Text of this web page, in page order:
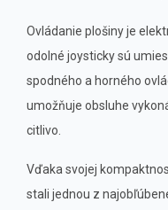
Ovládanie plošiny je
odolné joysticky sú
spodného a horného
umožňuje obsluhe
citlivo.
Vďaka svojej
stali jednou z